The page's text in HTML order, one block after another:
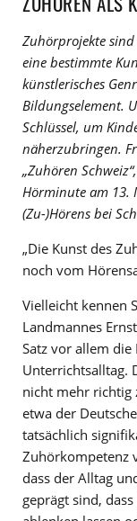
Zuhörprojekte
eine bestimmte
künstlerisches
Bildungselement.
Schlüssel, um
näherzubringen.
„Zuhören
Hörminute am 13.
(Zu-)Hörens bei
„Die Kunst des
noch vom
Vielleicht kennen
Landmannes
Satz vor allem
Unterrichtsalltag.
nicht mehr richtig
etwa der
tatsächlich
Zuhörkompetenz
dass der Alltag
geprägt sind,